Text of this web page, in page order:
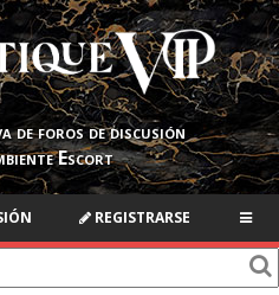
de foros de discusión
Escort
REGISTRARSE